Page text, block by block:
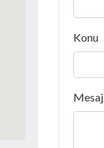
Konu
Mesaj